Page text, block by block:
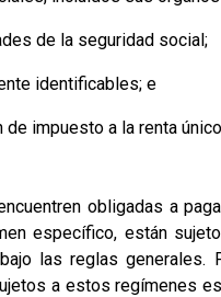
de la seguridad social;
identificables; e
impuesto a la renta
obligadas a
específico, están
las reglas
a estos regímenes